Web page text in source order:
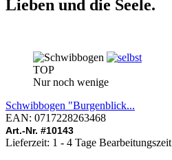
Lieben und die Seele.
TOP
Nur noch wenige
Schwibbogen "Burgenblick...
EAN: 0717228263468
Art.-Nr. #10143
Lieferzeit: 1 - 4 Tage Bearbeitungszeit